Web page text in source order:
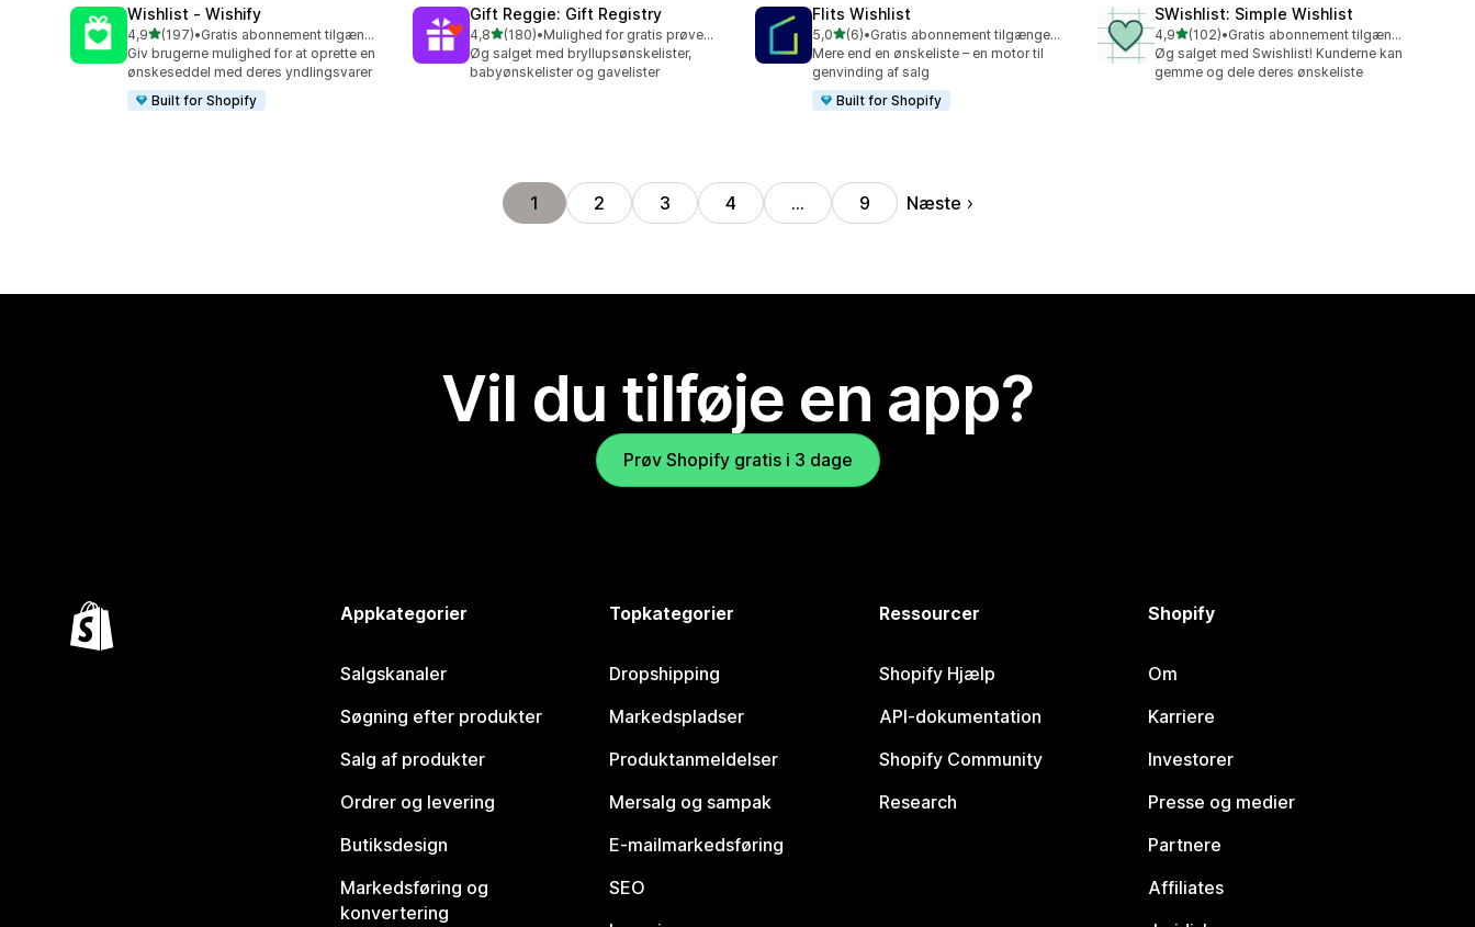
Wishlist ‑ Wishify
4,9ud af 5 stjerner
(197)
197 anmeldelser i alt
•
Gratis abonnement tilgængeligt
Giv brugerne mulighed for at oprette en
ønskeseddel med deres yndlingsvarer
Built for Shopify
Gift Reggie: Gift Registry
4,8ud af 5 stjerner
(180)
180 anmeldelser i alt
•
Mulighed for gratis prøveperiode
Øg salget med bryllupsønskelister,
babyønskelister og gavelister
Flits Wishlist
5,0ud af 5 stjerner
(6)
6 anmeldelser i alt
•
Gratis abonnement tilgængeligt
Mere end en ønskeliste – en motor til
genvinding af salg
Built for Shopify
SWishlist: Simple Wishlist
4,9ud af 5 stjerner
(102)
102 anmeldelser i alt
•
Gratis abonnement tilgængeligt
Øg salget med Swishlist! Kunderne kan
gemme og dele deres ønskeliste
1 2 3 4 … 9 Næste
Vil du tilføje en app?
Prøv Shopify gratis i 3 dage
Appkategorier
Salgskanaler
Søgning efter produkter
Salg af produkter
Ordrer og levering
Butiksdesign
Markedsføring og
konvertering
Topkategorier
Dropshipping
Markedspladser
Produktanmeldelser
Mersalg og sampak
E-mailmarkedsføring
SEO
Ressourcer
Shopify Hjælp
API-dokumentation
Shopify Community
Research
Shopify
Om
Karriere
Investorer
Presse og medier
Partnere
Affiliates